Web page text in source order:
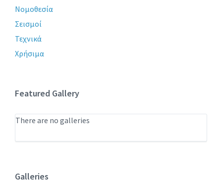
Νομοθεσία
Σεισμοί
Τεχνικά
Χρήσιμα
Featured Gallery
There are no galleries
Galleries